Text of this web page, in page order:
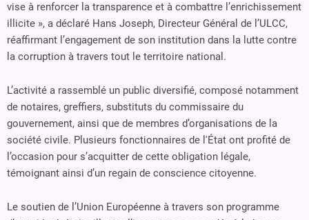
vise à renforcer la transparence et à combattre l’enrichissement
illicite », a déclaré Hans Joseph, Directeur Général de l’ULCC,
réaffirmant l’engagement de son institution dans la lutte contre
la corruption à travers tout le territoire national.
L’activité a rassemblé un public diversifié, composé notamment
de notaires, greffiers, substituts du commissaire du
gouvernement, ainsi que de membres d’organisations de la
société civile. Plusieurs fonctionnaires de l'État ont profité de
l’occasion pour s’acquitter de cette obligation légale,
témoignant ainsi d’un regain de conscience citoyenne.
Le soutien de l’Union Européenne à travers son programme